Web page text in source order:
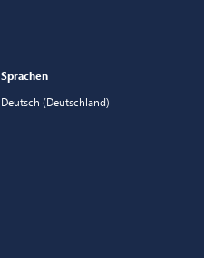
Sprachen
Deutsch (Deutschland)